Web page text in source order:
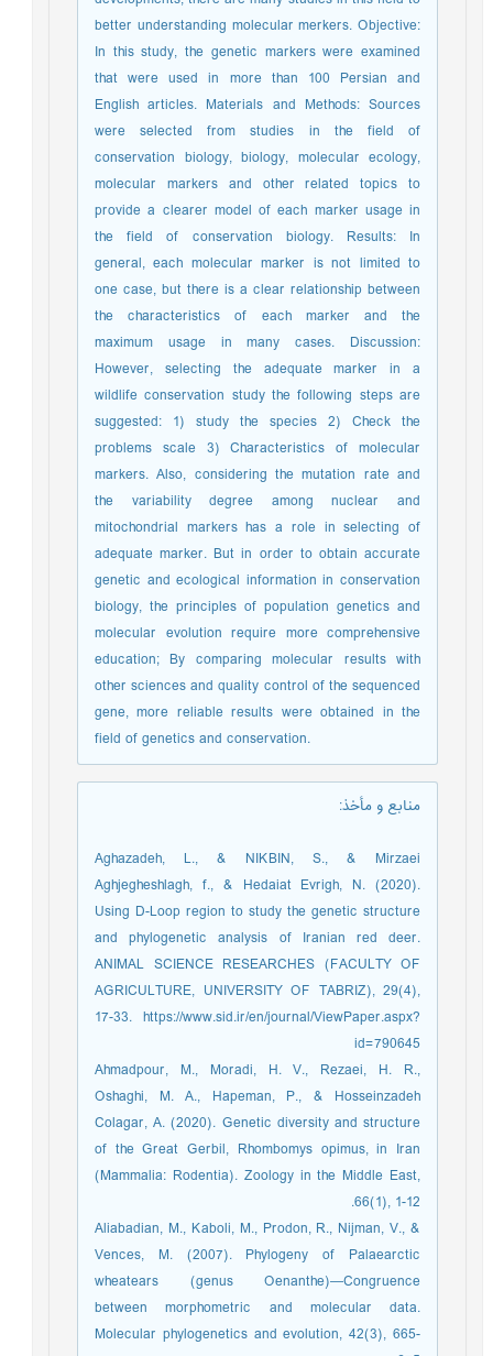
better understanding molecular merkers. Objective:
In this study, the genetic markers were examined
that were used in more than 100 Persian and
English articles. Materials and Methods: Sources
were selected from studies in the field of
conservation biology, biology, molecular ecology,
molecular markers and other related topics to
provide a clearer model of each marker usage in
the field of conservation biology. Results: In
general, each molecular marker is not limited to
one case, but there is a clear relationship between
the characteristics of each marker and the
maximum usage in many cases. Discussion:
However, selecting the adequate marker in a
wildlife conservation study the following steps are
suggested: 1) study the species 2) Check the
problems scale 3) Characteristics of molecular
markers. Also, considering the mutation rate and
the variability degree among nuclear and
mitochondrial markers has a role in selecting of
adequate marker. But in order to obtain accurate
genetic and ecological information in conservation
biology, the principles of population genetics and
molecular evolution require more comprehensive
education; By comparing molecular results with
other sciences and quality control of the sequenced
gene, more reliable results were obtained in the
field of genetics and conservation.
منابع و مأخذ:
Aghazadeh, L., & NIKBIN, S., & Mirzaei
Aghjegheshlagh, f., & Hedaiat Evrigh, N. (2020).
Using D-Loop region to study the genetic structure
and phylogenetic analysis of Iranian red deer.
ANIMAL SCIENCE RESEARCHES (FACULTY OF
AGRICULTURE, UNIVERSITY OF TABRIZ), 29(4),
17-33. https://www.sid.ir/en/journal/ViewPaper.aspx?
id=790645
Ahmadpour, M., Moradi, H. V., Rezaei, H. R.,
Oshaghi, M. A., Hapeman, P., & Hosseinzadeh
Colagar, A. (2020). Genetic diversity and structure
of the Great Gerbil, Rhombomys opimus, in Iran
(Mammalia: Rodentia). Zoology in the Middle East,
66(1), 1-12.
Aliabadian, M., Kaboli, M., Prodon, R., Nijman, V., &
Vences, M. (2007). Phylogeny of Palaearctic
wheatears (genus Oenanthe)—Congruence
between morphometric and molecular data.
Molecular phylogenetics and evolution, 42(3), 665-